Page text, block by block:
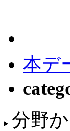
本デ
分野